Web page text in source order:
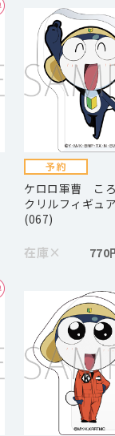
ケロロ軍曹 こ
クリルフィギュ
(067)
在庫× 770